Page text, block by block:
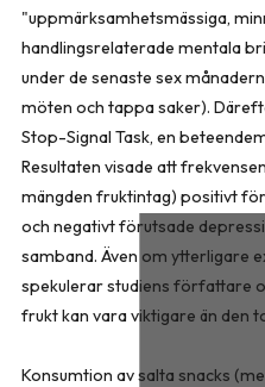
"uppmärksamhetsmässiga,
handlingsrelaterade mentala
under de senaste sex
möten och tappa saker).
Stop-Signal Task, en
Resultaten visade att
mängden fruktintag) positivt
och negativt förutsade
samband. Även om ytterligare
spekulerar studiens författare
frukt kan vara viktigare än den
Konsumtion av salta snacks